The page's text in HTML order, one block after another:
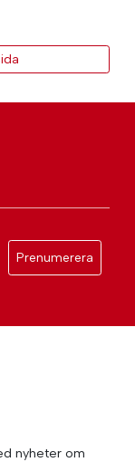
Prenumerera
nyheter om